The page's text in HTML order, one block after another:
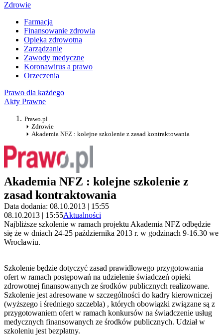
Zdrowie
Farmacja
Finansowanie zdrowia
Opieka zdrowotna
Zarządzanie
Zawody medyczne
Koronawirus a prawo
Orzeczenia
Prawo dla każdego
Akty Prawne
Prawo.pl
Zdrowie
Akademia NFZ : kolejne szkolenie z zasad kontraktowania
Akademia NFZ : kolejne szkolenie z
zasad kontraktowania
Data dodania: 08.10.2013 | 15:55
08.10.2013 | 15:55Aktualności
Najbliższe szkolenie w ramach projektu Akademia NFZ odbędzie
się że w dniach 24-25 października 2013 r. w godzinach 9-16.30 we
Wrocławiu.
Szkolenie będzie dotyczyć zasad prawidłowego przygotowania
ofert w ramach postępowań na udzielenie świadczeń opieki
zdrowotnej finansowanych ze środków publicznych realizowane.
Szkolenie jest adresowane w szczególności do kadry kierowniczej
(wyższego i średniego szczebla) , których obowiązki związane są z
przygotowaniem ofert w ramach konkursów na świadczenie usług
medycznych finansowanych ze środków publicznych. Udział w
szkoleniu jest bezpłatny.